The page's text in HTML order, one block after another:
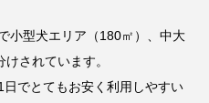
小型犬エリア（180㎡）、中大
されています。
でとてもお安く利用しやすい